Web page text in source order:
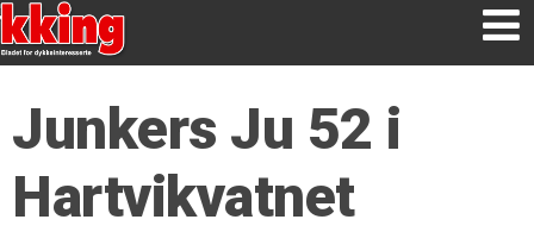
Junkers Ju 52 i
Hartvikvatnet